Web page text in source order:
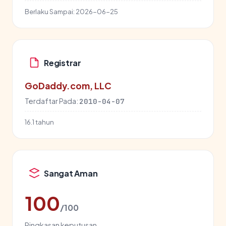
Berlaku Sampai: 2026-06-25
Registrar
GoDaddy.com, LLC
Terdaftar Pada: 2010-04-07
16.1 tahun
Sangat Aman
100/100